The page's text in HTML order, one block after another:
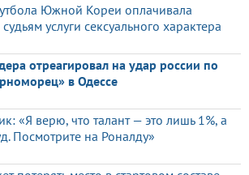
Южной Кореи оплачивала
услуги сексуального характера
отреагировал на удар россии по
в Одессе
«Я верю, что талант — это лишь 1%, а
Посмотрите на Роналду»